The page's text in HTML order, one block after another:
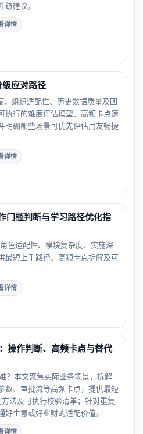
建议。
详情
应对路径
、组织适配性、历史数据质量及团
执行的难度评估模型、高频卡点速
明确哪些场景可优先评估用友畅捷
详情
门槛判断与学习路径优化指
色适配性、模块复杂度、实施深
最短上手路径、高频卡点拆解及可
详情
操作判断、高频卡点与替代
？本文聚焦实际业务场景，拆解
数、审批流等高频卡点，提供最短
法及可执行校验清单；针对重复
生意或好业财的适配价值。
详情